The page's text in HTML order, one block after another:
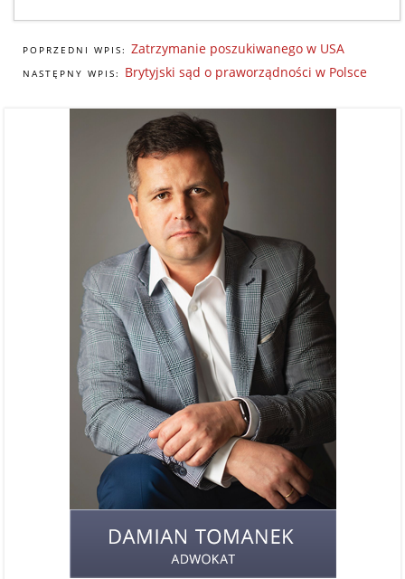
POPRZEDNI WPIS: Zatrzymanie poszukiwanego w USA
NASTĘPNY WPIS: Brytyjski sąd o praworządności w Polsce